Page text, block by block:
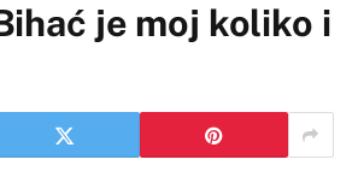
je moj koliko i